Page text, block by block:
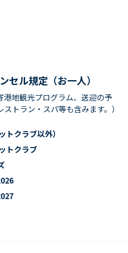
セル規定（お一人）
港地観光プログラム、送迎の予
トラン・スパ等も含みます。）
トクラブ以外）
トクラブ